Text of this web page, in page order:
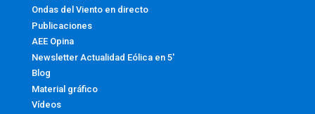
Ondas del Viento en directo
Publicaciones
AEE Opina
Newsletter Actualidad Eólica en 5′
Blog
Material gráfico
Vídeos